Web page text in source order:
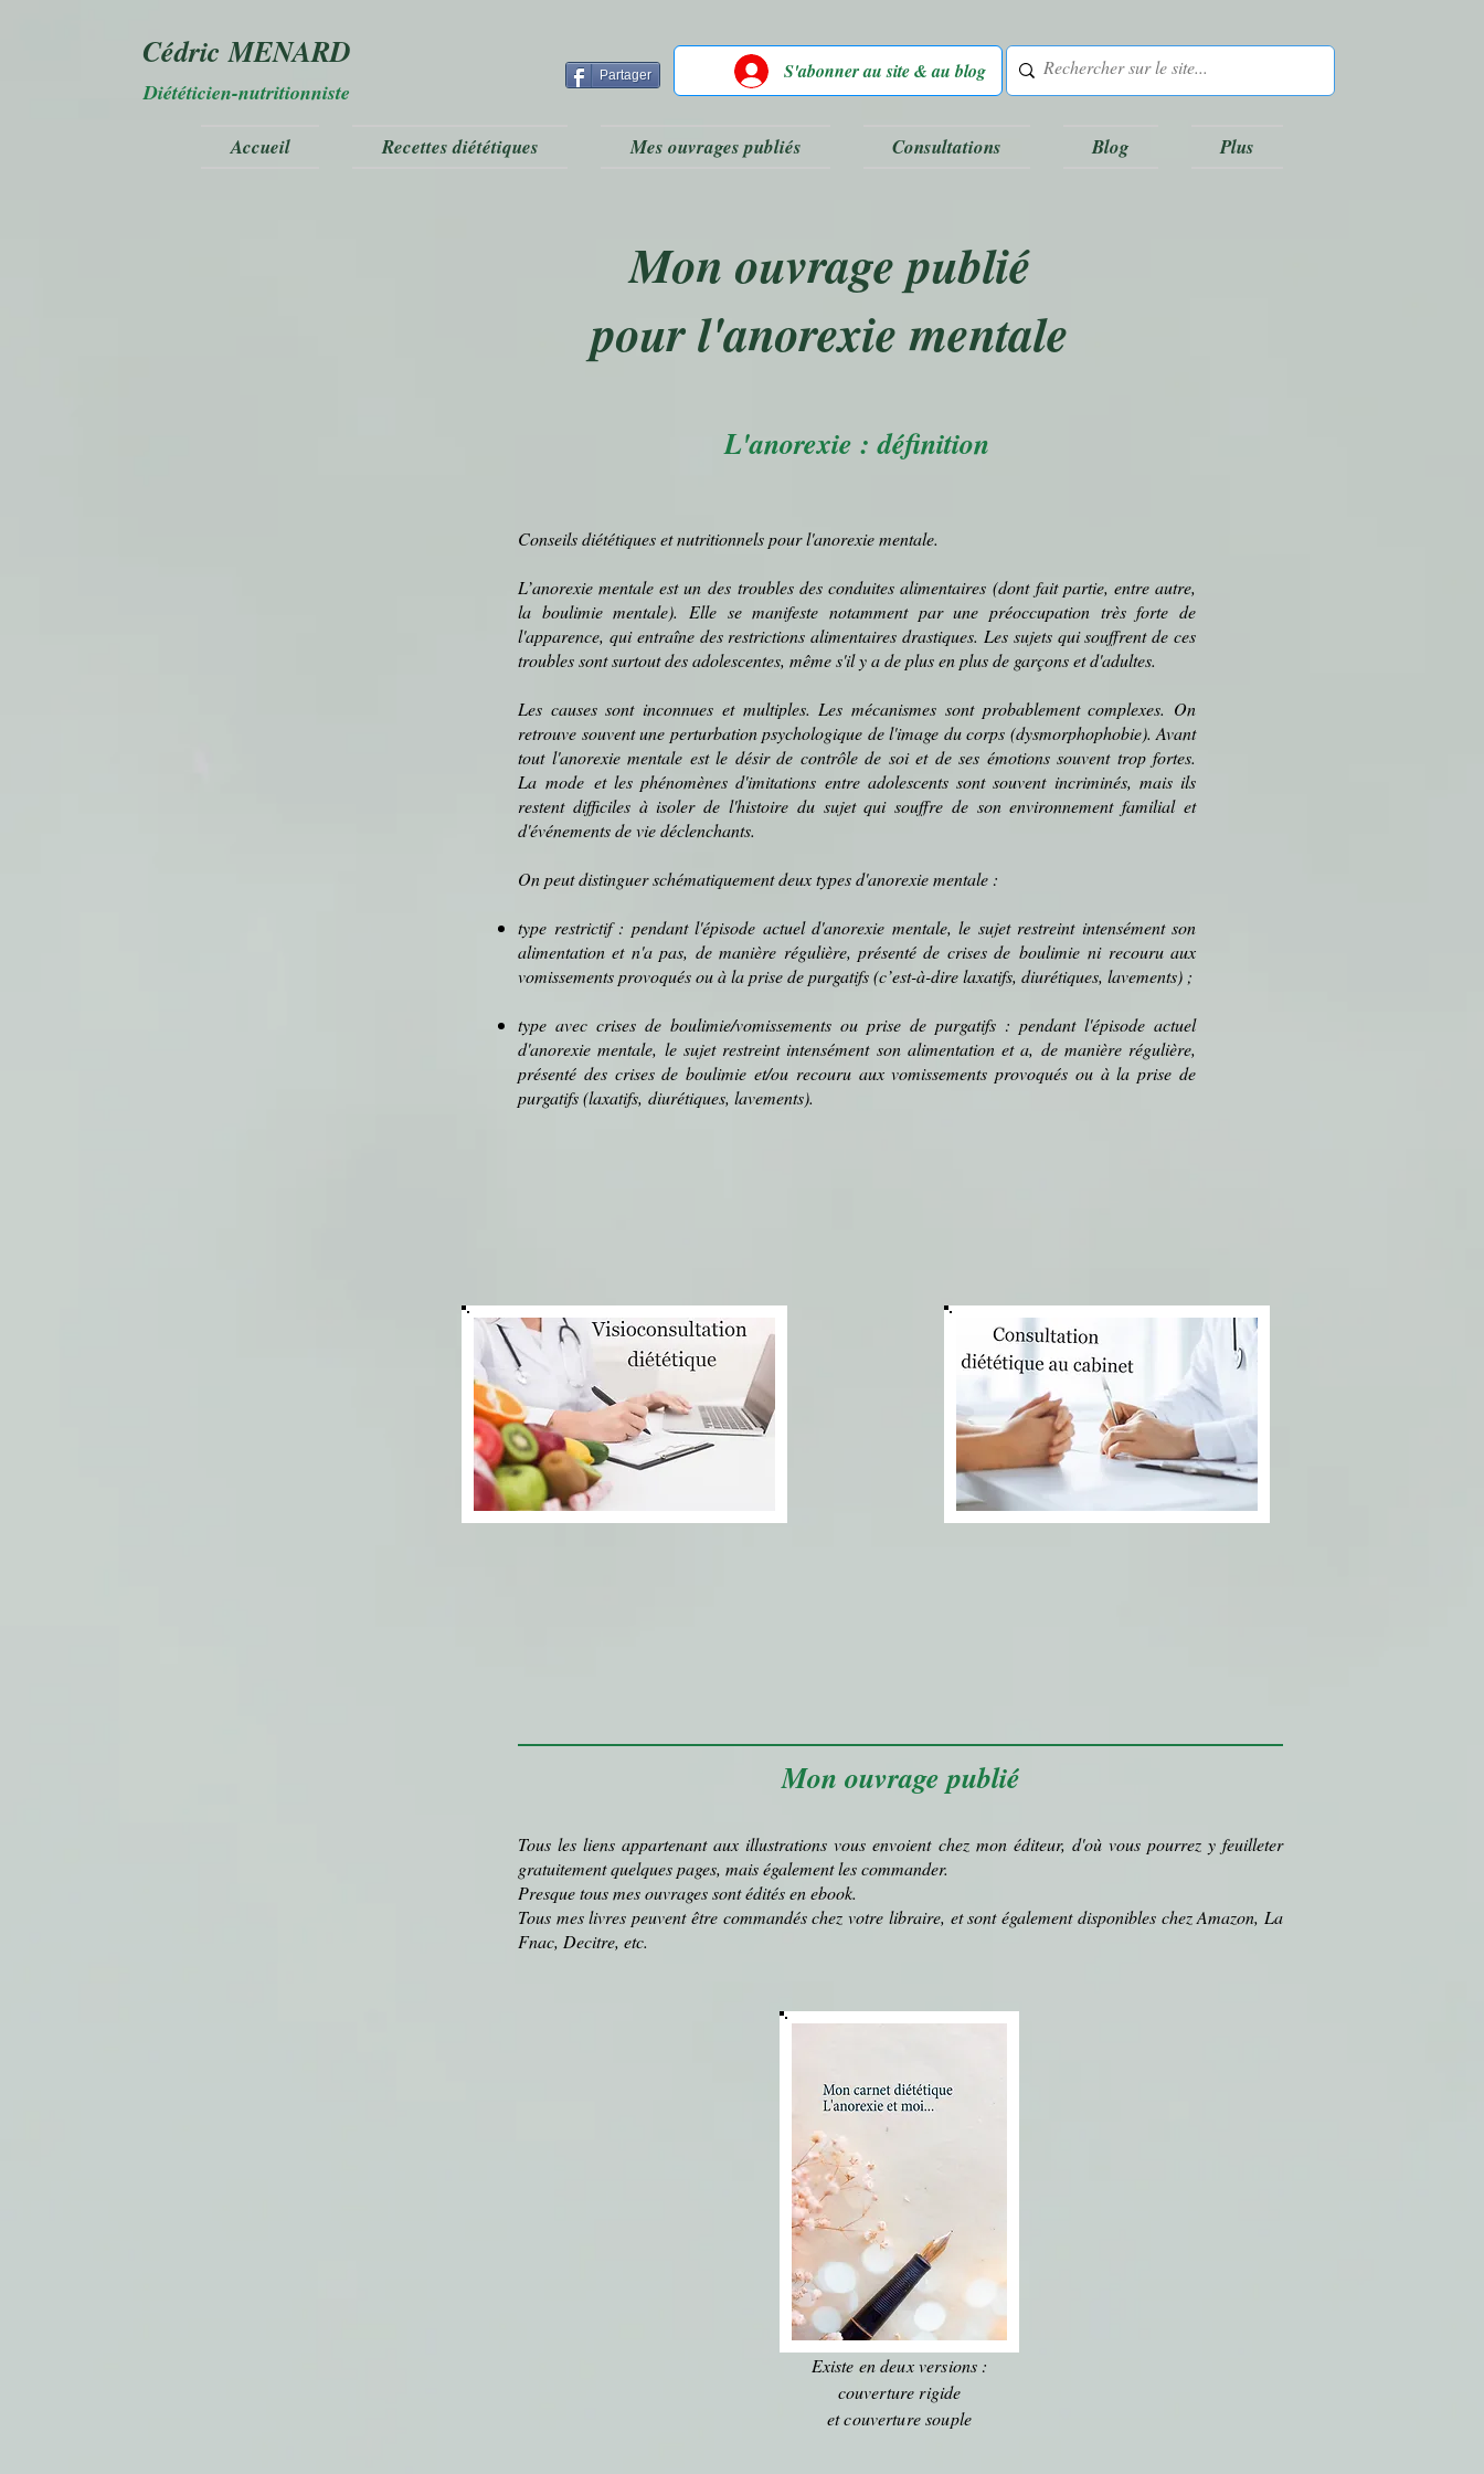
Cédric MENARD
Diététicien-nutritionniste
Partager S'abonner au site & au blog
Accueil Recettes diététiques Mes ouvrages publiés Consultations Blog Plus
Mon ouvrage publié
pour l'anorexie mentale
L'anorexie : définition
Conseilsdiététiqueset nutritionnels pour l'anorexie mentale.
L’anorexie mentale est un des troubles des conduites alimentaires (dont fait partie, entre autre,
la boulimie mentale). Elle se manifeste notamment par une préoccupation très forte de
l'apparence, qui entraîne des restrictions alimentaires drastiques. Les sujets qui souffrent de ces
troubles sont surtout desadolescentes, même s'il y a de plus en plus de garçonset d'adultes.
Les causes sont inconnues et multiples. Les mécanismes sont probablement complexes. On
retrouve souvent une perturbationpsychologique de l'image du corps (dysmorphophobie). Avant
tout l'anorexie mentale est le désir de contrôle de soi et de ses émotionssouvent trop fortes.
Lamode et les phénomènes d'imitations entre adolescents sont souvent incriminés, mais ils
restent difficiles à isoler de l'histoire du sujet qui souffre de son environnement familial et
d'événements de vie déclenchants.
On peut distinguer schématiquement deux types d'anorexie mentale :
type restrictif : pendant l'épisode actuel d'anorexie mentale, le sujet restreint intensément son
alimentation et n'a pas, de manière régulière, présenté de crises de boulimieni recouru aux
vomissementsprovoqués ou à la prise depurgatifs(c’est-à-direlaxatifs, diurétiques, lavements) ;
type avec crises de boulimie/vomissements ou prise de purgatifs : pendant l'épisode actuel
d'anorexie mentale, le sujet restreint intensément son alimentation et a, de manière régulière,
présenté des crises de boulimie et/ou recouru aux vomissements provoqués ou à la prise de
purgatifs (laxatifs, diurétiques, lavements).
Mon ouvrage publié
Tous les liens appartenant aux illustrations vous envoient chez mon éditeur, d'où vous pourrez y feuilleter
gratuitement quelques pages, mais également les commander.
Presque tous mes ouvrages sont édités en ebook.
Tous mes livres peuvent être commandés chez votre libraire, et sont également disponibles chez Amazon, La
Fnac, Decitre, etc.
Existe en deux versions :
couverture rigide
et couverture souple